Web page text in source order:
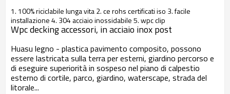
1. 100% riciclabile lunga vita 2. ce rohs certificati iso 3. facile
installazione 4. 304 acciaio inossidabile 5. wpc clip
Wpc decking accessori, in acciaio inox post
Huasu legno - plastica pavimento composito, possono
essere lastricata sulla terra per esterni, giardino percorso e
di eseguire superiorità in sospeso nel piano di calpestio
esterno di cortile, parco, giardino, waterscape, strada del
litorale...